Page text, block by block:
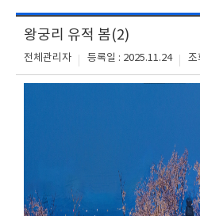
왕궁리 유적 봄(2)
전체관리자 등록일 : 2025.11.24 조